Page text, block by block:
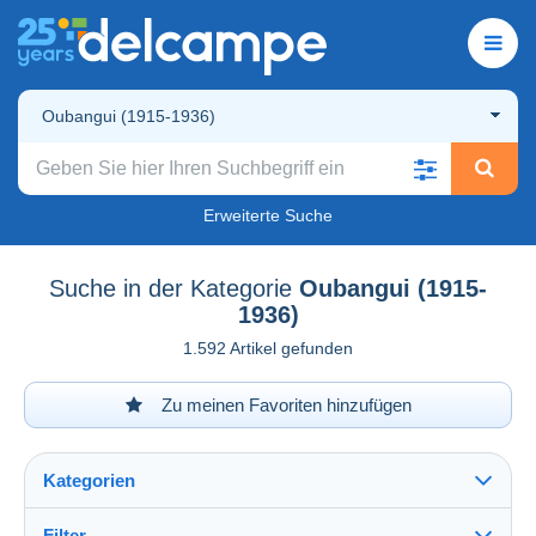
Oubangui (1915-1936)
Erweiterte Suche
Suche in der Kategorie Oubangui (1915-
1936)
1.592 Artikel gefunden
Zu meinen Favoriten hinzufügen
Kategorien